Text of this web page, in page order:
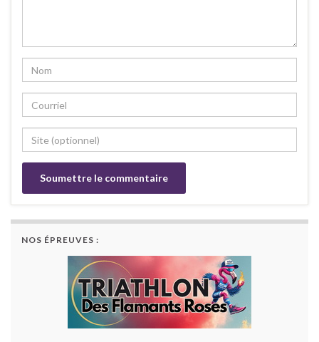
NOS ÉPREUVES :